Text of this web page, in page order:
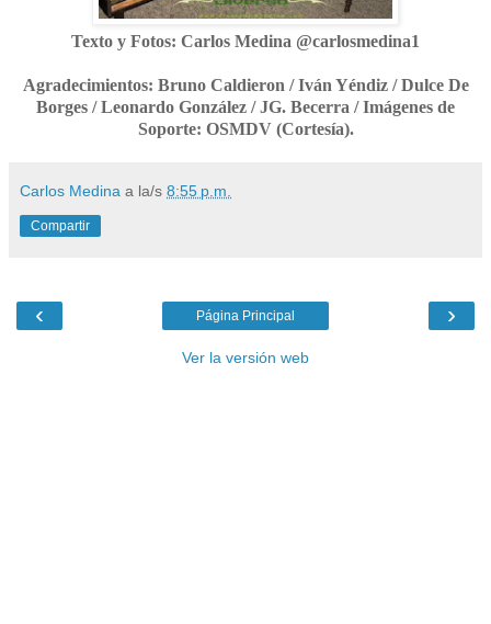
Texto y Fotos: Carlos Medina @carlosmedina1
Agradecimientos: Bruno Caldieron / Iván Yéndiz / Dulce De
Borges / Leonardo González / JG. Becerra /Imágenes de
Soporte: OSMDV (Cortesía).
Carlos Medina a la/s 8:55 p.m.
Compartir
‹ ›
Página Principal
Ver la versión web